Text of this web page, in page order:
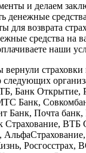
и делаем
денежные
для возврата
средства на
наши
вернули
следующих
Банк Открытие,
Банк,
Банк, Почта банк,
ВТБ
Росгосстрах,